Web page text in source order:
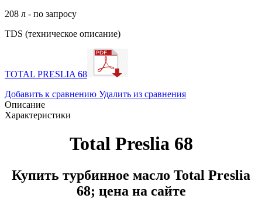
208 л - по запросу
TDS (техническое описание)
TOTAL PRESLIA 68
Добавить к сравнению Удалить из сравнения
Описание
Характеристики
Total Preslia 68
Купить турбинное масло Total Preslia
68; цена на сайте